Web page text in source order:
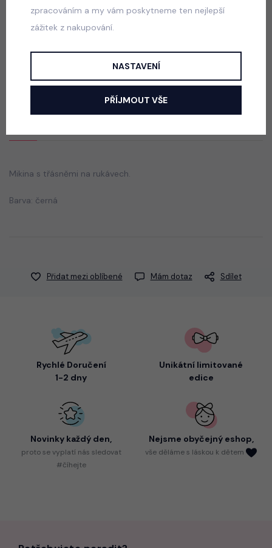
Mikina s třásněmi na rukávech.
Barva: černá
Přidat mezi oblíbené Mám dotaz Sdílet
Rychlé Doručení
1-2 dny
Unikátní limitované
edice
Novinky každý den,
protose vyplatí nás sledovat
#číhejte
Nejsme obyčejný eshop,
vše děláme s láskou k dětem
zpracováním a my vám poskytneme ten nejlepší
zážitek z nakupování.
NASTAVENÍ
PŘÍJMOUT VŠE